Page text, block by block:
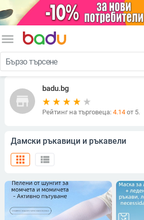
menu
store
badu.bg
Рейтинг на търговеца: 4.14от 5.
Дамски ръкавици и ръкавели
view_list
apps